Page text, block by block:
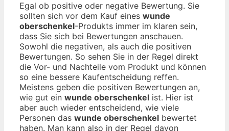
Egal ob positive oder negative Bewertung. Sie
sollten sich vor dem Kauf eines wunde
oberschenkel-Produkts immer im klaren sein,
dass Sie sich bei Bewertungen anschauen.
Sowohl die negativen, als auch die positiven
Bewertungen. So sehen Sie in der Regel direkt
die Vor- und Nachteile vom Produkt und können
so eine bessere Kaufentscheidung reffen.
Meistens geben die positiven Bewertungen an,
wie gut ein wunde oberschenkel ist. Hier ist
aber auch wieder entscheidend, wie viele
Personen das wunde oberschenkel bewertet
haben. Man kann also in der Regel davon